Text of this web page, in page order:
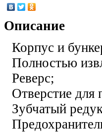
Описание
Корпус и
Полностью
Реверс;
Отверстие для
Зубчатый